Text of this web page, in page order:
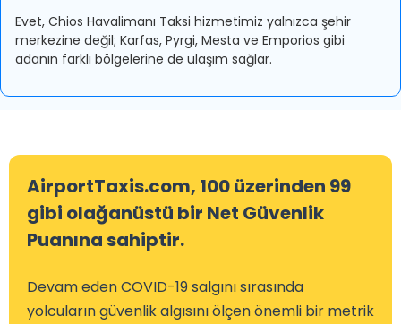
Evet, Chios Havalimanı Taksi hizmetimiz yalnızca şehir
merkezine değil; Karfas, Pyrgi, Mesta ve Emporios gibi
adanın farklı bölgelerine de ulaşım sağlar.
AirportTaxis.com, 100 üzerinden 99
gibi olağanüstü bir Net Güvenlik
Puanına sahiptir.
Devam eden COVID-19 salgını sırasında
yolcuların güvenlik algısını ölçen önemli bir metrik